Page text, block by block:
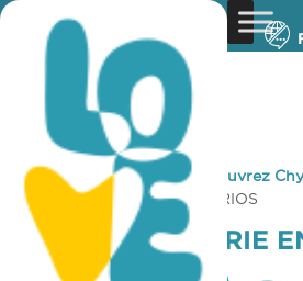
You are here: Home »Découvrez
LA CROISSANTERIE ENAERIOS
LA CROISSANTERIE